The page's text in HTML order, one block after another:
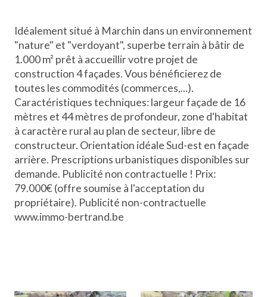
Idéalement situé à Marchin dans un environnement
"nature" et "verdoyant", superbe terrain à bâtir de
1.000 m² prêt à accueillir votre projet de
construction 4 façades. Vous bénéficierez de
toutes les commodités (commerces,...).
Caractéristiques techniques: largeur façade de 16
mètres et 44 mètres de profondeur, zone d'habitat
à caractère rural au plan de secteur, libre de
constructeur. Orientation idéale Sud-est en façade
arrière. Prescriptions urbanistiques disponibles sur
demande. Publicité non contractuelle ! Prix:
79.000€ (offre soumise à l'acceptation du
propriétaire). Publicité non-contractuelle
www.immo-bertrand.be